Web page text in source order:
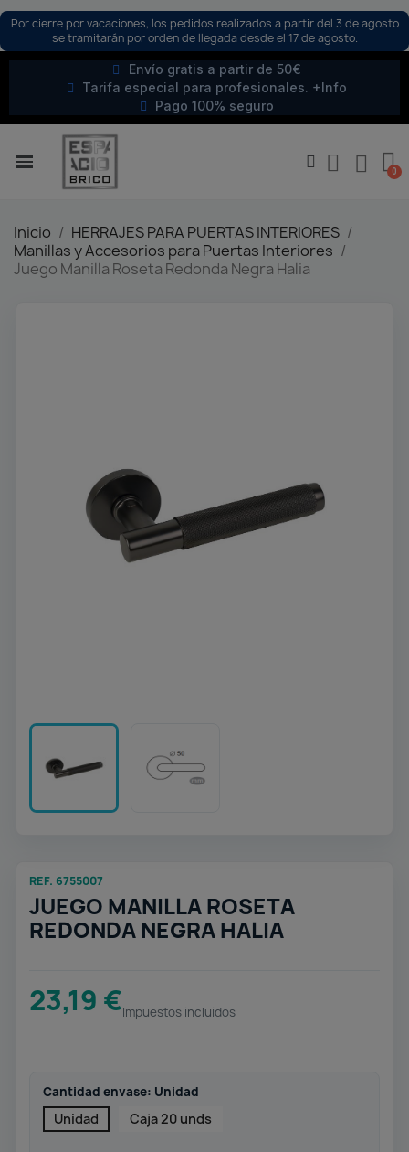
Por cierre por vacaciones, los pedidos realizados a partir del 3 de agosto
se tramitarán por orden de llegada desde el 17 de agosto.
Envío gratis a partir de 50€
Tarifa especial para profesionales. +Info
Pago 100% seguro
Inicio
HERRAJES PARA PUERTAS INTERIORES
Manillas y Accesorios para Puertas Interiores
Juego Manilla Roseta Redonda Negra Halia
REF. 6755007
JUEGO MANILLA ROSETA
REDONDA NEGRA HALIA
23,19 €Impuestos incluidos
Cantidad envase: Unidad
Unidad Caja 20 unds